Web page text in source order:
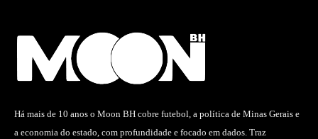
Há mais de 10 anos o Moon BH cobre futebol, a política de Minas Gerais e
a economia do estado, com profundidade e focado em dados. Traz